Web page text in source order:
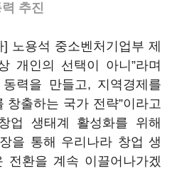
추진
노용석 중소벤처기업부 제
개인의 선택이 아니”라며
력을 만들고, 지역경제를
창출하는 국가 전략”이라고
업 생태계 활성화를 위해
을 통해 우리나라 창업 생
전환을 계속 이끌어나가겠